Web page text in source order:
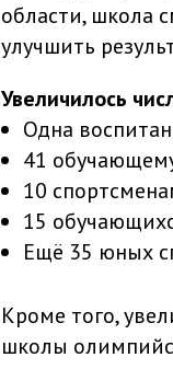
области, школа
улучшить
Увеличилось
Одна
41
10
15
Ещё 35 юных
Кроме того,
школы